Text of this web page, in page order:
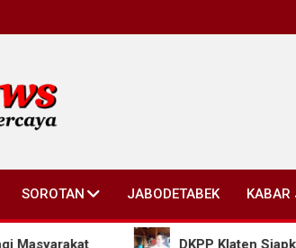
SOROTAN JABODETABEK KABAR
DKPP Klaten Siapkan